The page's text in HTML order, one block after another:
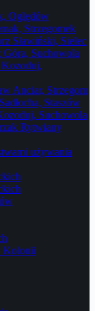
Oględów
Strzegomek
Sławiński, Sielec
Góra, Suchowola
Kozoduj,
Anciar, Strzegom
Staszów
Suchowola
Rytwiany
używania
Kolonii